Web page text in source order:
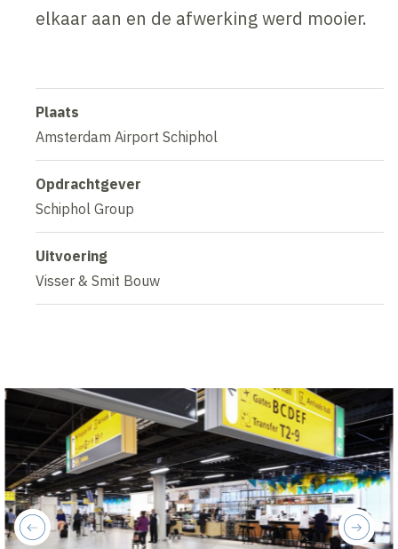
elkaar aan en de afwerking werd mooier.
Plaats
Amsterdam Airport Schiphol
Opdrachtgever
Schiphol Group
Uitvoering
Visser & Smit Bouw
next
previous